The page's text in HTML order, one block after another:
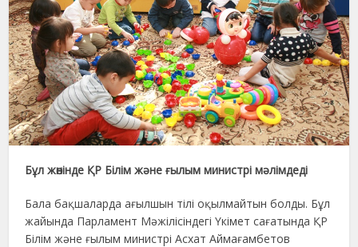
Бұл жөнінде ҚР Білім және ғылым министрі мәлімдеді
Бала бақшаларда ағылшын тілі оқылмайтын болды. Бұл
жайында Парламент Мәжілісіндегі Үкімет сағатында ҚР
Білім және ғылым министрі Асхат Аймағамбетов